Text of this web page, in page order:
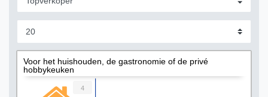
Voor het huishouden, de gastronomie of de privé
hobbykeuken
4